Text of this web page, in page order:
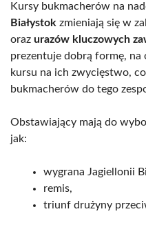
Kursy bukmacherów na
Białystok zmieniają się w
oraz urazów kluczowych
prezentuje dobrą formę, na
kursu na ich zwycięstwo,
bukmacherów do tego
Obstawiający mają do
jak:
wygrana Jagiellonii
remis,
triunf drużyny